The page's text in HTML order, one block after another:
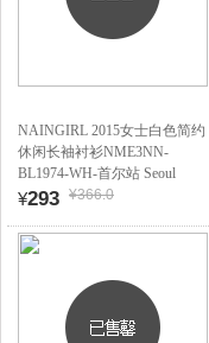
NAINGIRL 2015女士白色简约
休闲长袖衬衫NME3NN-
BL1974-WH-首尔站 Seoul
¥293 ¥366.0